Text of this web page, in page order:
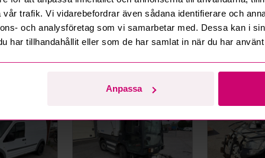
trafik. Vi vidarebefordrar även sådana identifierare och
och analysföretag som vi samarbetar med. Dessa kan i
har tillhandahållit eller som de har samlat in när du har
Anpassa
5d 2h
Express
Norrköping 5d 2h
Renault Kangoo Express
(75hk)-2011
Norrköping
2 500 kr ·4